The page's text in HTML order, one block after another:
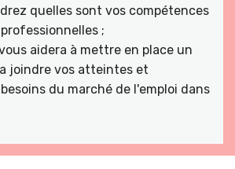
quelles sont vos compétences
;
aidera à mettre en place un
joindre vos atteintes et
du marché de l'emploi dans